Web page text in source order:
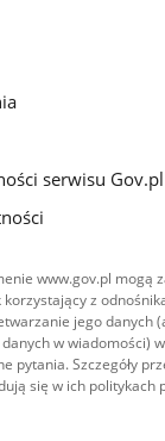
serwisu Gov.pl
www.gov.pl mogą
z
jego danych
w wiadomości)
pytania. Szczegóły
się w ich politykach